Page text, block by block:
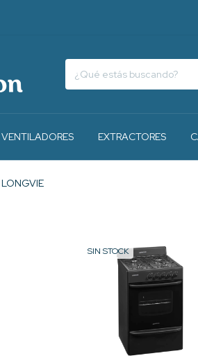
VENTILADORES EXTRACTORES
LONGVIE
SIN STOCK